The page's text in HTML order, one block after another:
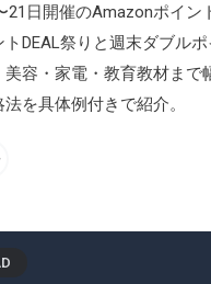
21日開催のAmazonポイン
DEAL祭りと週末ダブル
美容・家電・教育教材まで
を具体例付きで紹介。